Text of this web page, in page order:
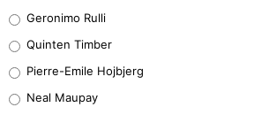
32%
5%
Geronimo Rulli
Quinten Timber
Pierre-Emile Hojbjerg
Neal Maupay